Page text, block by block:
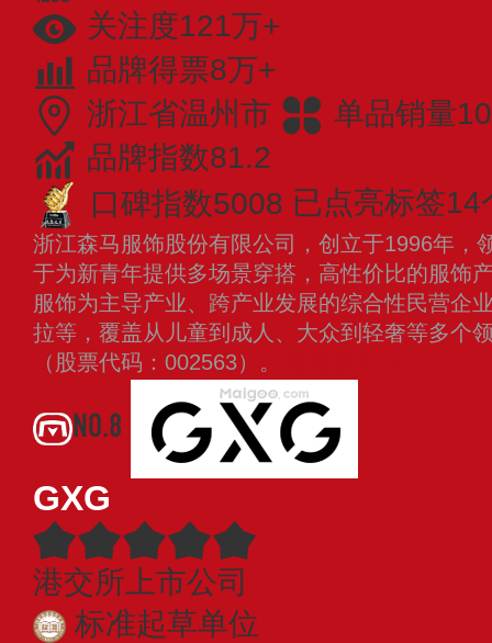
关注度121万+
品牌得票8万+
浙江省温州市
单品销量
品牌指数81.2
口碑指数5008 已点亮标签14
浙江森马服饰股份有限公司，创立于1996年，
于为新青年提供多场景穿搭，高性价比的服饰
服饰为主导产业、跨产业发展的综合性民营企
拉等，覆盖从儿童到成人、大众到轻奢等多个
（股票代码：002563）。
NO.8
GXG
港交所上市公司
标准起草单位